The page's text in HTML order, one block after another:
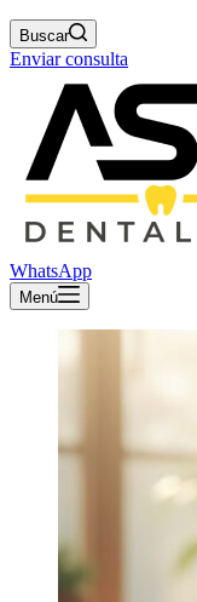
Buscar
Enviar consulta
WhatsApp
Menú